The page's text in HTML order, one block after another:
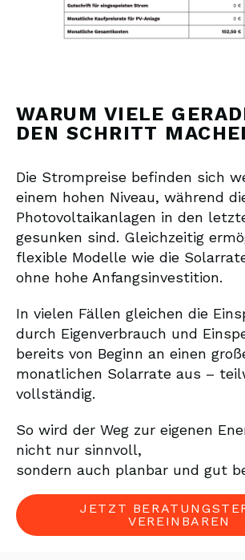
WARUM VIELE
DEN SCHRITT
Die Strompreise befinden sich
einem hohen Niveau, während
Photovoltaikanlagen in den
gesunken sind. Gleichzeitig
flexible Modelle wie die
ohne hohe Anfangsinvestition.
In vielen Fällen gleichen die
durch Eigenverbrauch und
bereits von Beginn an einen
monatlichen Solarrate aus –
vollständig.
So wird der Weg zur eigenen
nicht nur sinnvoll,
sondern auch planbar und gut
JETZT
VEREINBAREN